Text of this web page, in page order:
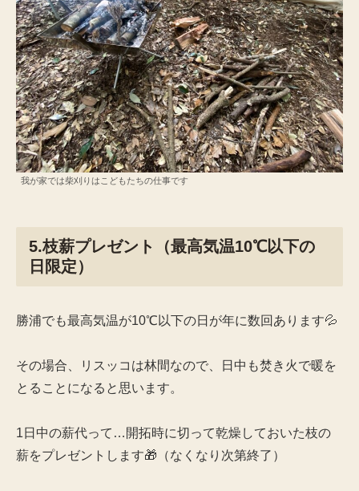
我が家では柴刈りはこどもたちの仕事です
5.枝薪プレゼント（最高気温10℃以下の
日限定）
勝浦でも最高気温が10℃以下の日が年に数回あります💦
その場合、リスッコは林間なので、日中も焚き火で暖を
とることになると思います。
1日中の薪代って…開拓時に切って乾燥しておいた枝の
薪をプレゼントします🎁（なくなり次第終了）